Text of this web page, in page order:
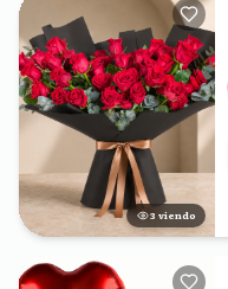
3 viendo